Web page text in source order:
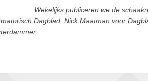
Wekelijks publiceren we de
Dagblad, Nick Maatman voor